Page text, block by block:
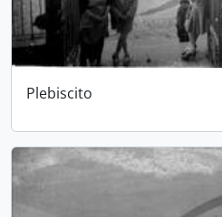
Plebiscito